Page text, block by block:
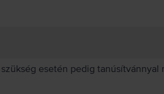
esetén pedig tanúsítvánnyal